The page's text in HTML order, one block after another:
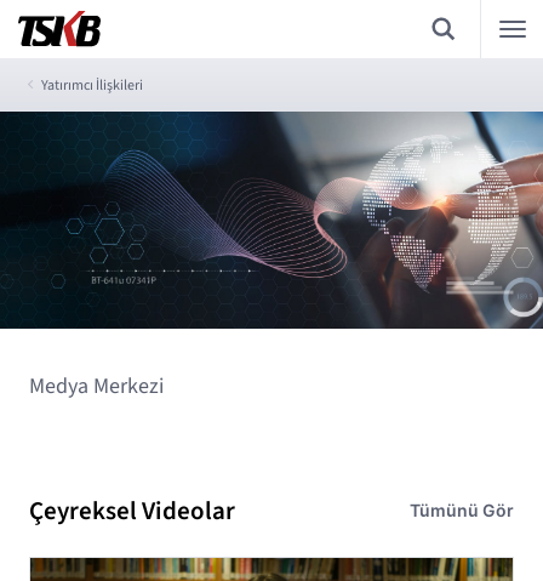
Yatırımcı İlişkileri
Medya Merkezi
Çeyreksel Videolar Tümünü Gör